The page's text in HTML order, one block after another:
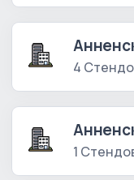
4
1